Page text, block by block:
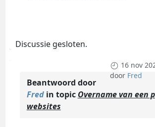
Discussie gesloten.
16 nov
door Fred
Beantwoord door
Fredin topic Overname van een
websites